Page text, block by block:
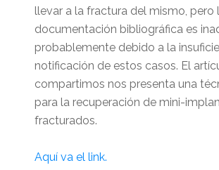
llevar a la fractura del mismo, pero
documentación bibliográfica es
probablemente debido a la
notificación de estos casos. El
compartimos nos presenta una
para la recuperación de mini-
fracturados.
Aquí va el link.